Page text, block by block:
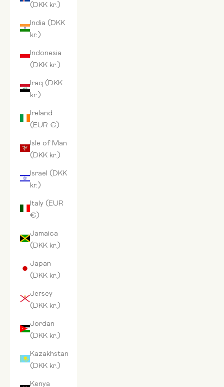
(DKK kr.)
India (DKK
kr.)
Indonesia
(DKK kr.)
Iraq (DKK
kr.)
Ireland
(EUR €)
Isle of Man
(DKK kr.)
Israel (DKK
kr.)
Italy (EUR
€)
Jamaica
(DKK kr.)
Japan
(DKK kr.)
Jersey
(DKK kr.)
Jordan
(DKK kr.)
Kazakhstan
(DKK kr.)
Kenya